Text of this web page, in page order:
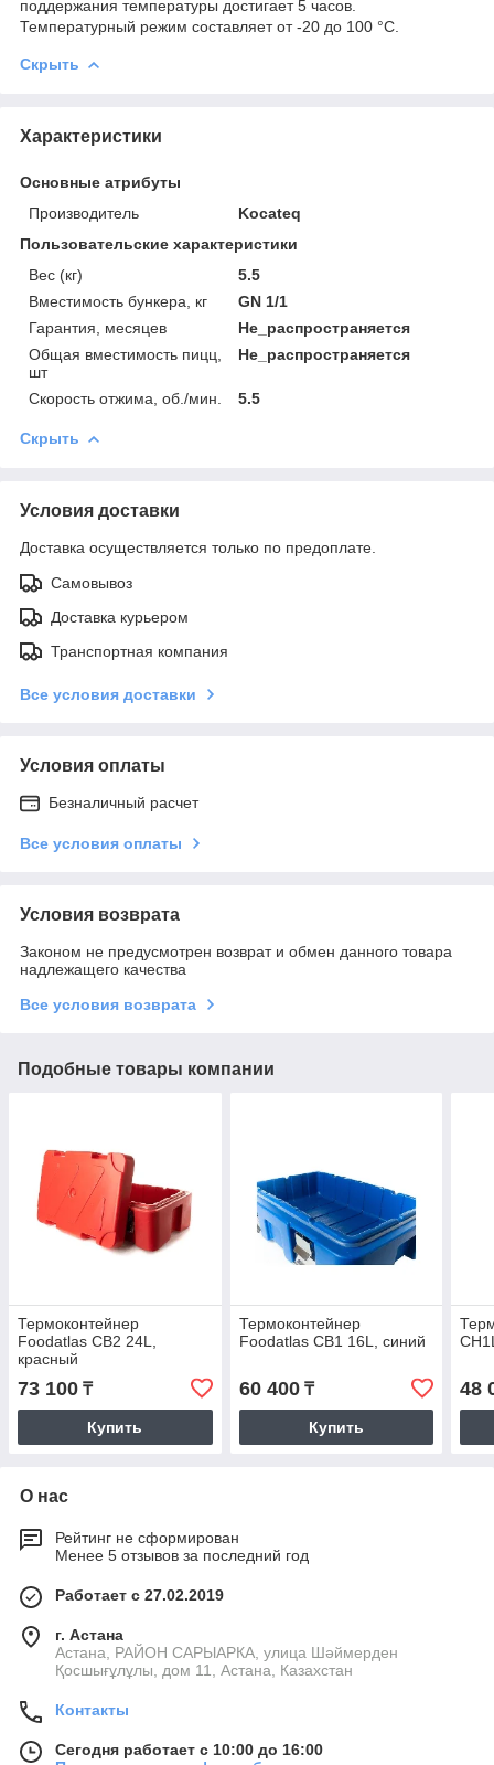
поддержания температуры достигает 5 часов.
Температурный режим составляет от -20 до 100 °C.
Скрыть
Характеристики
Основные атрибуты
Производитель
Kocateq
Пользовательские характеристики
Вес (кг)
5.5
Вместимость бункера, кг
GN 1/1
Гарантия, месяцев
Не_распространяется
Общая вместимость пицц,
шт
Не_распространяется
Скорость отжима, об./мин. 5.5
Скрыть
Условия доставки
Доставка осуществляется только по предоплате.
Самовывоз
Доставка курьером
Транспортная компания
Все условия доставки
Условия оплаты
Безналичный расчет
Все условия оплаты
Условия возврата
Законом не предусмотрен возврат и обмен данного товара
надлежащего качества
Все условия возврата
Подобные товары компании
Термоконтейнер
Foodatlas CB2 24L,
красный
73 100 ₸
Купить
Термоконтейнер
Foodatlas CB1 16L, синий
60 400₸
Купить
48
О нас
Рейтинг не сформирован
Менее 5 отзывов за последний год
Работает с 27.02.2019
г. Астана
Астана, РАЙОН САРЫАРКА, улица Шәймерден
Қосшығұлұлы, дом 11, Астана, Казахстан
Контакты
Сегодня работает с 10:00 до 16:00